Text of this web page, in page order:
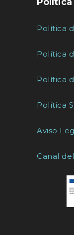
Política
Política
Política
Política
Aviso
Canal